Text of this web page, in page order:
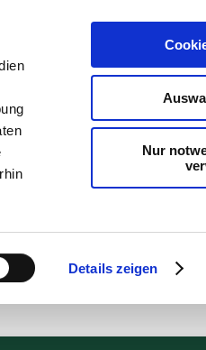
Details zeigen
Nur